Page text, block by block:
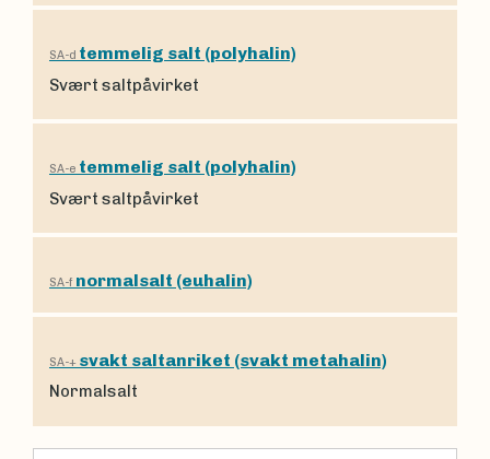
SA-d temmelig salt (polyhalin)
Svært saltpåvirket
SA-e temmelig salt (polyhalin)
Svært saltpåvirket
SA-f normalsalt (euhalin)
SA-+ svakt saltanriket (svakt metahalin)
Normalsalt